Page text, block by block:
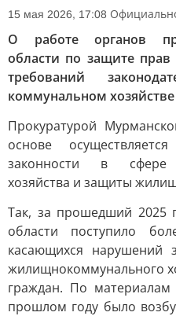
15 мая 2026, 17:08
О работе органов
области по защите
требований
коммунальном хозяйстве
Прокуратурой
основе
законности в сфере
хозяйства и защиты
Так, за прошедший 2025
области поступило
касающихся нарушений
жилищнокоммунального
граждан. По материалам
прошлом году было